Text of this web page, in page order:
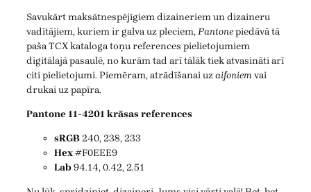
Savukārt maksātnespējīgiem dizaineriem un dizaineru
vadītājiem, kuriem ir galva uz pleciem,Pantonepiedāvā tā
paša TCX kataloga toņu references pielietojumiem
digitālajā pasaulē, no kurām tad arī tālāk tiek atvasināti arī
citi pielietojumi. Piemēram, atrādīšanai uzaifoniemvai
drukai uz papīra.
Pantone 11-4201 krāsas references
sRGB240, 238, 233
Hex#F0EEE9
Lab94.14, 0.42, 2.51